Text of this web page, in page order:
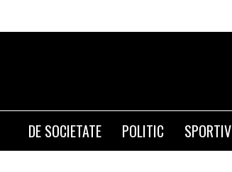
DE SOCIETATE POLITIC SPORTIV